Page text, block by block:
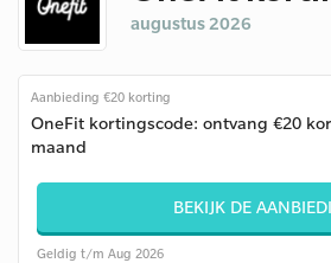
augustus 2026
Aanbieding €20 korting
OneFit kortingscode: ontvang €20
maand
BEKIJK DE
Geldig t/m Aug 2026